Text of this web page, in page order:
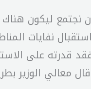
نجتمع ليكون
نفايات
فقد قدرته على
قال معالي